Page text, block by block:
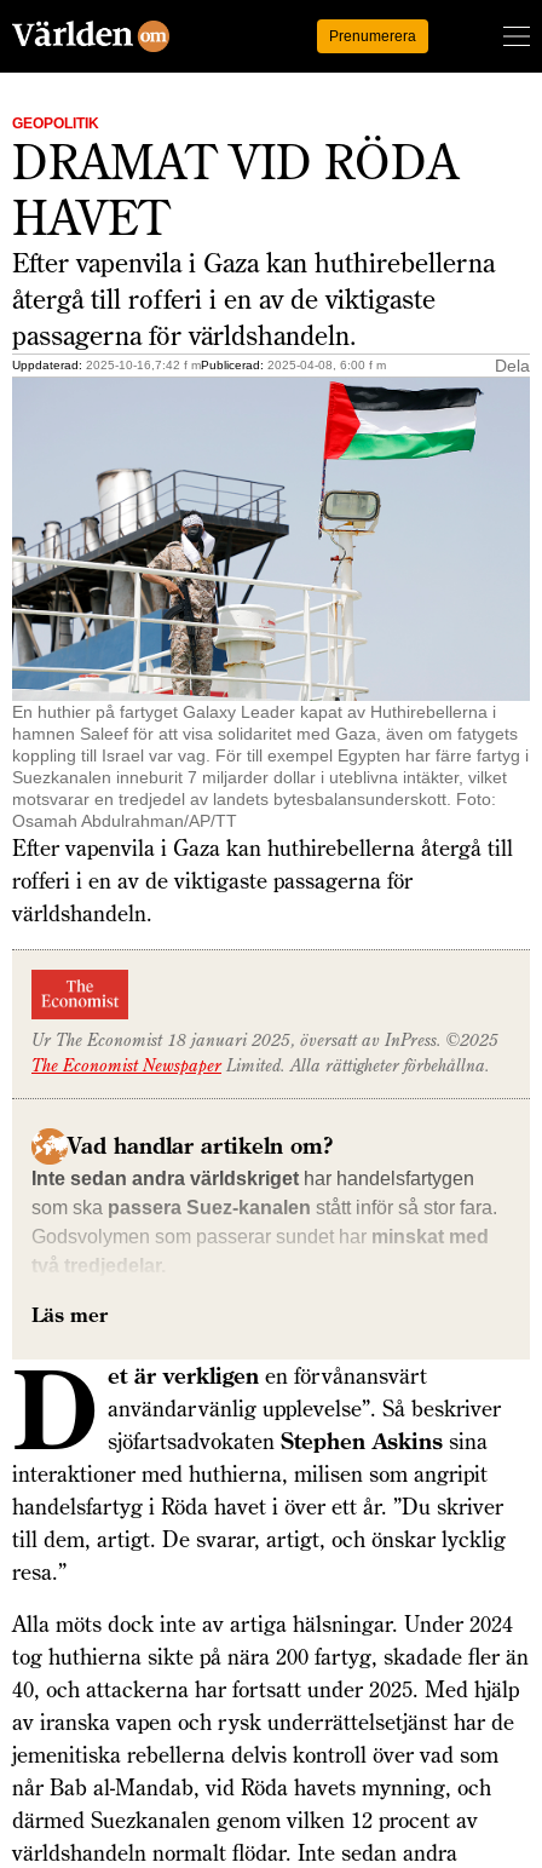
Prenumerera
GEOPOLITIK
DRAMAT VID RÖDA
HAVET
Efter vapenvila i Gaza kan huthirebellerna
återgå till rofferi i en av de viktigaste
passagerna för världshandeln.
Uppdaterad: 2025-10-16,7:42 f mPublicerad: 2025-04-08, 6:00 f m Dela
En huthier på fartyget Galaxy Leader kapat av Huthi­rebellerna i
hamnen Saleef för att visa solidaritet med Gaza, även om fatygets
koppling till Israel var vag. För till exempel Egypten har färre fartyg i
Suezkanalen inneburit 7 miljarder dollar i uteblivna intäkter, vilket
motsvarar en tredjedel av landets bytesbalans­underskott. Foto:
Osamah Abdulrahman/AP/TT
Efter vapenvila i Gaza kan huthirebellerna återgå till
rofferi i en av de viktigaste passagerna för
världshandeln.
Ur The Economist18 januari 2025, översatt av InPress. ©2025
The EconomistNewspaperLimited. Alla rättigheter förbehållna.
Vad handlar artikeln om?
Inte sedan andra världskriget har handelsfartygen
som ska passera Suez-kanalen stått inför så stor fara.
Godsvolymen som passerar sundet har minskat med
två tredjedelar.
Läs mer
D et är verkligen en förvånansvärt
användarvänlig upplevelse”. Så beskriver
sjöfartsadvokaten Step­­­hen Askins sina
interaktioner med huthierna, milisen som angripit
handelsfartyg i Röda havet i över ett år. ”Du skriver
till dem, artigt. De svarar, artigt, och önskar lycklig
resa.”
Alla möts dock inte av artiga hälsningar. Under 2024
tog huthierna sikte på nära 200 fartyg, skadade fler än
40, och attackerna har fortsatt under 2025. Med hjälp
av iranska vapen och rysk underrättelsetjänst har de
jemenitiska rebellerna delvis kontroll över vad som
når Bab al-Mandab, vid Röda havets mynning, och
därmed Suezkanalen genom vilken 12 procent av
världshandeln normalt flödar. Inte sedan andra